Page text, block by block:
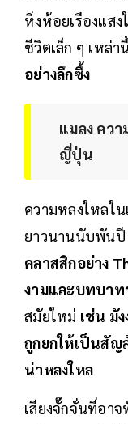
หิ่งห้อยเรืองแส
ชีวิตเล็ก ๆ เหล่า
อย่างลึกซึ้ง
แมลง คว
ญี่ปุ่น
ความหลงใหลใ
ยาวนานนับพันปี
คลาสสิกอย่าง
งามและบทบา
สมัยใหม่ เช่น มั
ถูกยกให้เป็นสั
น่าหลงใหล
เสียงจั๊กจั่นที่อา